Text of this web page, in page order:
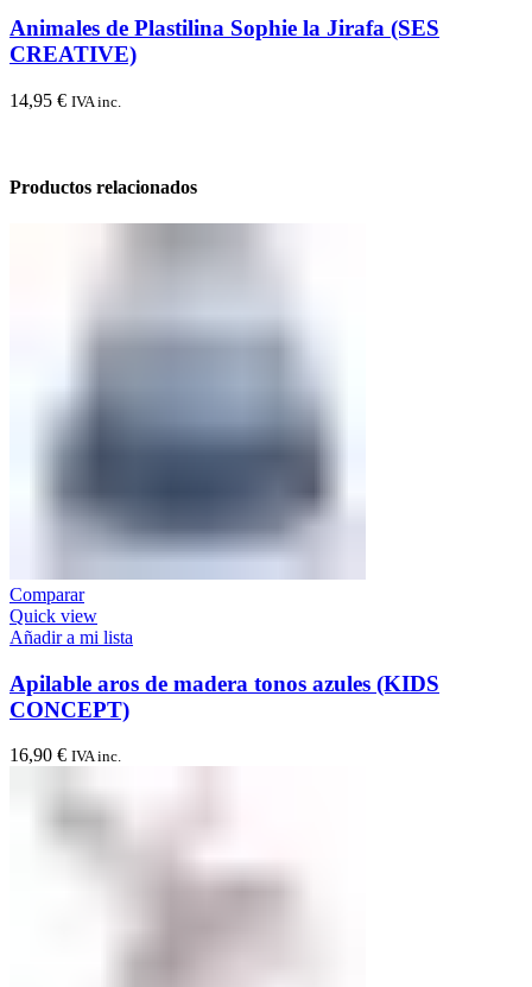
Animales de Plastilina Sophie la Jirafa (SES
CREATIVE)
14,95 € IVA inc.
Productos relacionados
Comparar
Quick view
Añadir a mi lista
Apilable aros de madera tonos azules (KIDS
CONCEPT)
16,90 € IVA inc.